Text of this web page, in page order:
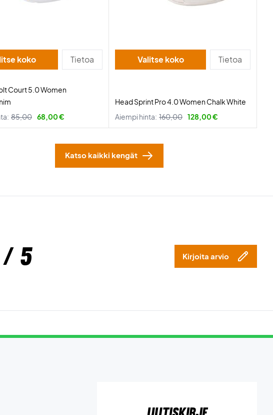
Valitse koko Tietoa
Court 5.0 Women
85,00 68,00 €
Valitse koko Tietoa
Head Sprint Pro 4.0 Women Chalk White
Aiempi hinta: 160,00 128,00 €
Katso kaikki kengät
5 Kirjoita arvio